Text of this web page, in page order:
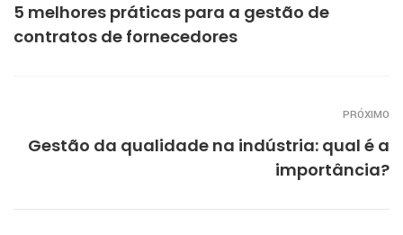
5 melhores práticas para a gestão de
contratos de fornecedores
PRÓXIMO
Gestão da qualidade na indústria: qual é a
importância?